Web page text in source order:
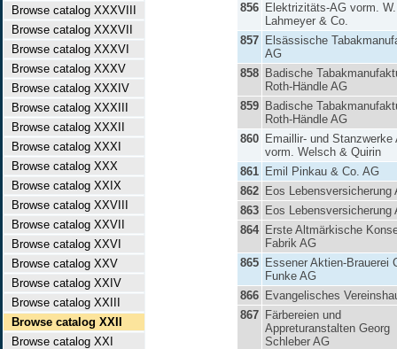
Browse catalog XXXVIII
Browse catalog XXXVII
Browse catalog XXXVI
Browse catalog XXXV
Browse catalog XXXIV
Browse catalog XXXIII
Browse catalog XXXII
Browse catalog XXXI
Browse catalog XXX
Browse catalog XXIX
Browse catalog XXVIII
Browse catalog XXVII
Browse catalog XXVI
Browse catalog XXV
Browse catalog XXIV
Browse catalog XXIII
Browse catalog XXII
Browse catalog XXI
856 Elektrizitäts-AG vorm. W.
Lahmeyer & Co.
857 Elsässische
AG
858 Badische
Roth-Händle AG
859 Badische
Roth-Händle AG
860 Emaillir- und Stanzwerke
vorm. Welsch & Quirin
861 Emil Pinkau & Co. AG
862 Eos Lebensversicherung
863 Eos Lebensversicherung
864 Erste Altmärkische
Fabrik AG
865 Essener Aktien-Brauerei
Funke AG
866 Evangelisches
867 Färbereien und
Appreturanstalten Georg
Schleber AG